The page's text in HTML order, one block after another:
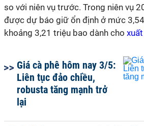
so với niên vụ trước. Trong niên vụ
được dự báo giữ ổn định ở mức
khoảng 3,21 triệu bao dành cho
Giá cà phê hôm nay 3/5:
Liên tục đảo chiều,
robusta tăng mạnh trở
lại